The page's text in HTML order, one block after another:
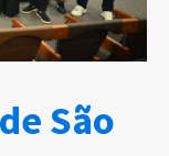
São